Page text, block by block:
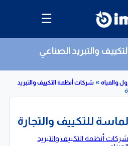
☰
والتبريد الصناعي
»
شركات أنظمة التكييف والتبريد
للتكييف والتجارة